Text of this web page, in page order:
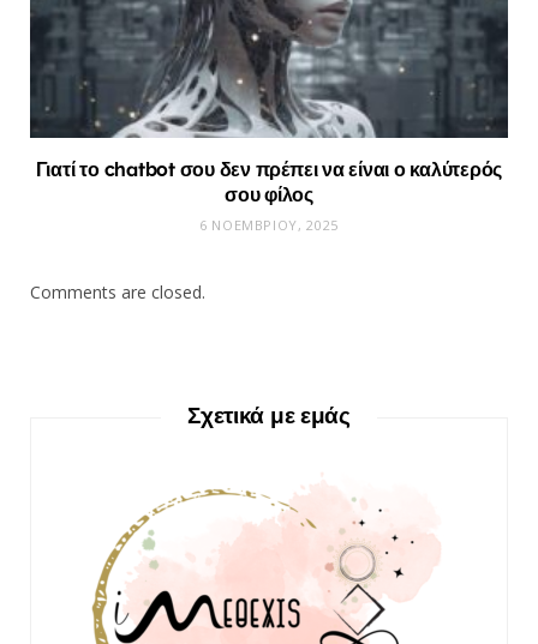
Γιατί το chatbot σου δεν πρέπει να είναι ο καλύτερός
σου φίλος
6 ΝΟΕΜΒΡΊΟΥ, 2025
Comments are closed.
Σχετικά με εμάς